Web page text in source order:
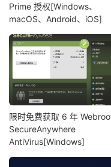
Prime 授权[Windows、
macOS、Android、iOS]
限时免费获取 6 年
SecureAnywhere
AntiVirus[Windows]